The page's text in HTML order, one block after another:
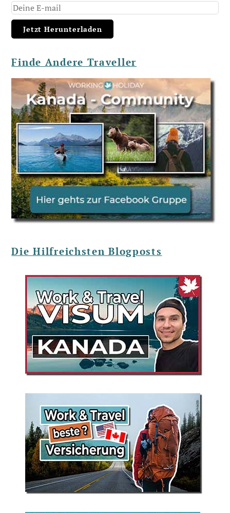
Finde Andere Traveller
Die Hilfreichsten Blogposts